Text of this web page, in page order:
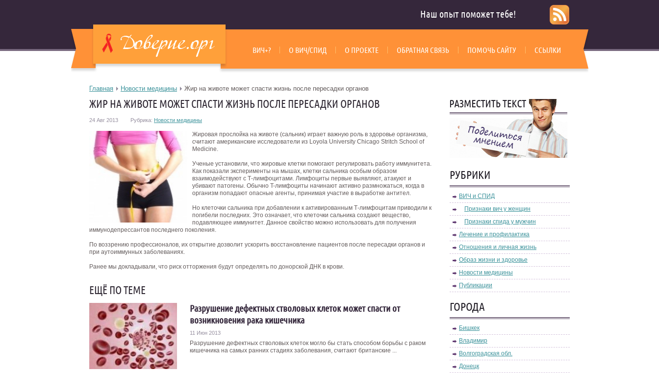
Наш опыт поможет тебе!
ВИЧ+? О ВИЧ/СПИД О ПРОЕКТЕ ОБРАТНАЯ СВЯЗЬ ПОМОЧЬ САЙТУ ССЫЛКИ
Главная Новости медицины Жир на животе может спасти жизнь после пересадки органов
ЖИР НА ЖИВОТЕ МОЖЕТ СПАСТИ ЖИЗНЬ ПОСЛЕ ПЕРЕСАДКИ ОРГАНОВ
24 Авг 2013 Рубрика: Новости медицины
Жировая прослойка на животе (сальник) играет важную роль в здоровье организма,
считают американские исследователи из Loyola University Chicago Stritch School of
Medicine.
Ученые установили, что жировые клетки помогают регулировать работу иммунитета.
Как показали эксперименты на мышах, клетки сальника особым образом
взаимодействуют с Т-лимфоцитами. Лимфоциты первые выявляют, атакуют и
убивают патогены. Обычно T-лимфоциты начинают активно размножаться, когда в
организм попадают опасные агенты, принимая участие в выработке антител.
Но клеточки сальника при добавлении к активированным Т-лимфоцитам приводили к
погибели последних. Это означает, что клеточки сальника создают вещество,
подавляющее иммунитет. Данное свойство можно использовать для получения
иммунодепрессантов последнего поколения.
По воззрению профессионалов, их открытие дозволит ускорить восстановление пациентов после пересадки органов и
при аутоиммунных заболеваниях.
Ранее мы докладывали, что риск отторжения будут определять по донорской ДНК в крови.
ЕЩЁ ПО ТЕМЕ
Разрушение дефектных стволовых клеток может спасти от
возникновения рака кишечника
11 Июн 2013
Разрушение дефектных стволовых клеток могло бы стать способом борьбы с раком
кишечника на самых ранних стадиях заболевания, считают британские ...
РУБРИКИ
ВИЧ и СПИД
Признаки вич у женщин
Признаки спида у мужчин
Лечение и профилактика
Отношения и личная жизнь
Образ жизни и здоровье
Новости медицины
Публикации
ГОРОДА
Бишкек
Владимир
Волгоградская обл.
Донецк